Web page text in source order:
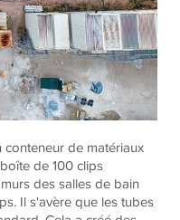
conteneur de matériaux
de 100 clips
des salles de bain
Il s'avère que les tubes